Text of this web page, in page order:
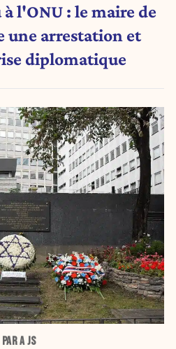
l'ONU : le maire de
une arrestation et
diplomatique
A JS